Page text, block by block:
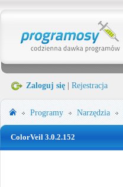
Zaloguj się Rejestracja
Programy Narzędzia
ColorVeil 3.0.2.152